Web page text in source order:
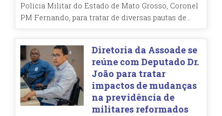
Polícia Militar do Estado de Mato Grosso, Coronel
PM Fernando, para tratar de diversas pautas de...
Diretoria da Assoade se
reúne com Deputado Dr.
João para tratar
impactos de mudanças
na previdência de
militares reformados